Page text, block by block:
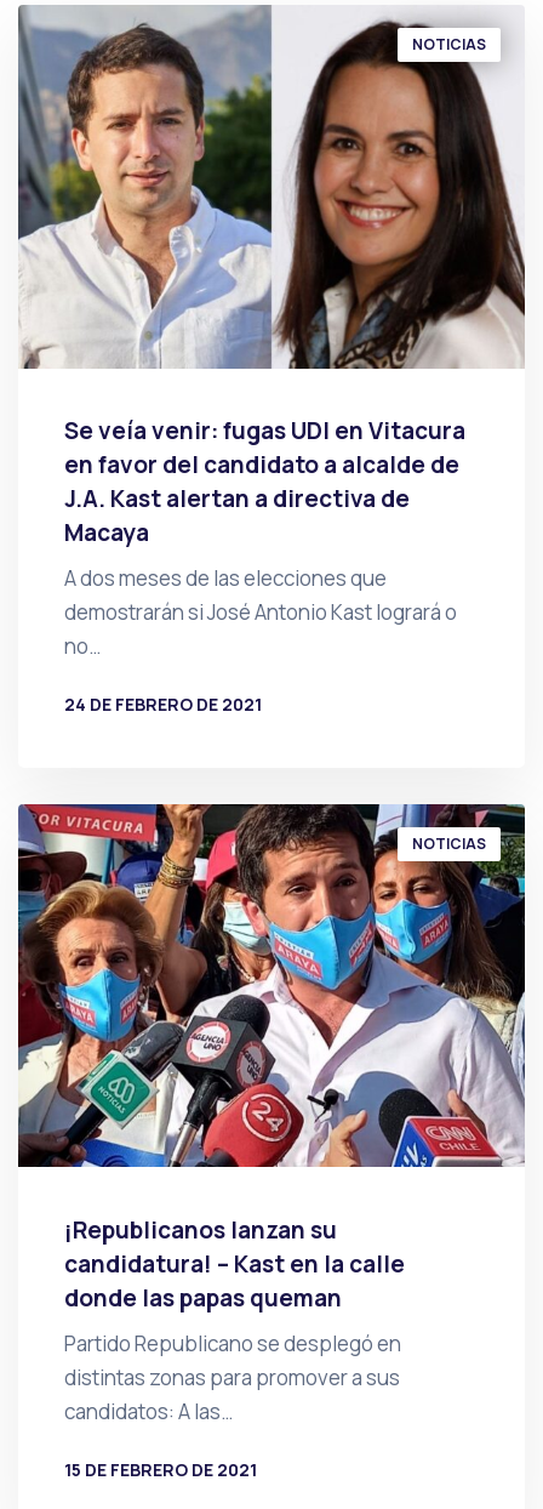
NOTICIAS
Se veía venir: fugas UDI en Vitacura
en favor del candidato a alcalde de
J.A. Kast alertan a directiva de
Macaya
A dos meses de las elecciones que
demostrarán si José Antonio Kast logrará o
no…
24 DE FEBRERO DE 2021
NOTICIAS
¡Republicanos lanzan su
candidatura! – Kast en la calle
donde las papas queman
Partido Republicano se desplegó en
distintas zonas para promover a sus
candidatos: A las…
15 DE FEBRERO DE 2021